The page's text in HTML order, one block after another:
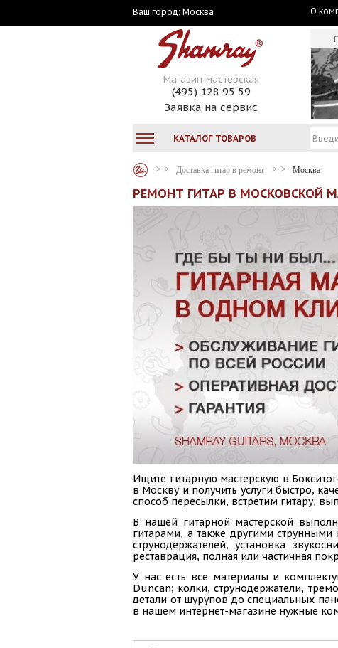
Ваш город: Москва О
Магазин-мастерская
(495) 128 95 59
Заявка на сервис
КАТАЛОГ ТОВАРОВ
Доставка гитар в ремонт Москва
РЕМОНТ ГИТАР В МОСКОВСКОЙ
Ищите гитарную мастерскую в
в Москву и получить услуги быстро,
способ пересылки, встретим гитару,
В нашей гитарной мастерской
гитарами, а также другими
струнодержателей, установка
реставрация, полная или частичная
У нас есть все материалы и
Duncan; колки, струнодержатели,
детали от шурупов до специальных
в нашем интернет-магазине нужные